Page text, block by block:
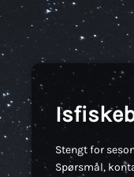
Stengt for
Spørsmål,